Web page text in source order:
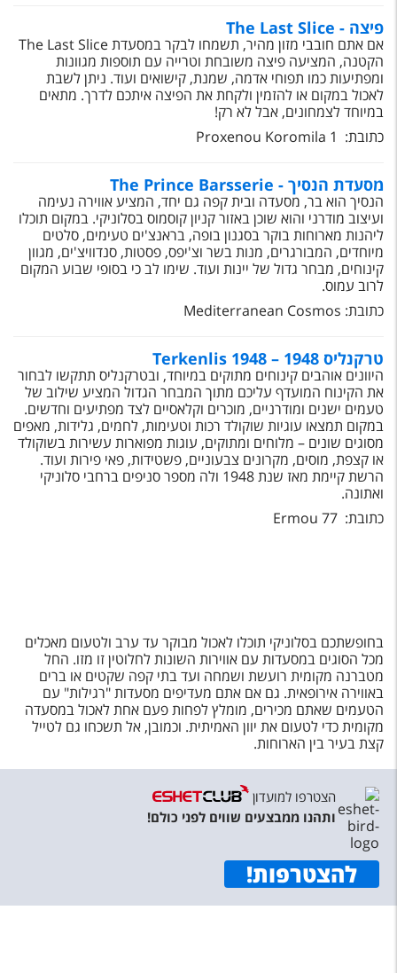
פיצה - The Last Slice
אם אתם חובבי מזון מהיר, תשמחו לבקר במסעדת The Last Slice
הקטנה, המציעה פיצה משובחת וטרייה עם תוספות מגוונות
ומפתיעות כמו תפוחי אדמה, שמנת, קישואים ועוד. ניתן לשבת
לאכול במקום או להזמין ולקחת את הפיצה איתכם לדרך. מתאים
במיוחד לצמחונים, אבל לא רק!
כתובת: 1 Proxenou Koromila
מסעדת הנסיך - The Prince Barsserie
הנסיך הוא בר, מסעדה ובית קפה גם יחד, המציע אווירה נעימה
ועיצוב מודרני והוא שוכן באזור קניון קוסמוס בסלוניקי. במקום תוכלו
ליהנות מארוחות בוקר בסגנון בופה, בראנצ'ים טעימים, סלטים
מיוחדים, המבורגרים, מנות בשר וצ'יפס, פסטות, סנדוויצ'ים, מגוון
קינוחים, מבחר גדול של יינות ועוד. שימו לב כי בסופי שבוע המקום
לרוב עמוס.
כתובת: Mediterranean Cosmos
טרקנליס 1948 – Terkenlis 1948‬
היוונים אוהבים קינוחים מתוקים במיוחד, ובטרקנליס תתקשו לבחור
את הקינוח המועדף עליכם מתוך המבחר הגדול המציע שילוב של
טעמים ישנים ומודרניים, מוכרים וקלאסיים לצד מפתיעים וחדשים.
במקום תמצאו עוגיות שוקולד רכות וטעימות, לחמים, גלידות, מאפים
מסוגים שונים – מלוחים ומתוקים, עוגות מפוארות עשירות בשוקולד
או קצפת, מוסים, מקרונים צבעוניים, פשטידות, פאי פירות ועוד.
הרשת קיימת מאז שנת 1948 ולה מספר סניפים ברחבי סלוניקי
ואתונה.
כתובת: 77 Ermou
בחופשתכם בסלוניקי תוכלו לאכול מבוקר עד ערב ולטעום מאכלים
מכל הסוגים במסעדות עם אווירות השונות לחלוטין זו מזו. החל
מטברנה מקומית רועשת ושמחה ועד בתי קפה שקטים או ברים
באווירה אירופאית. גם אם אתם מעדיפים מסעדות "רגילות" עם
הטעמים שאתם מכירים, מומלץ לפחות פעם אחת לאכול במסעדה
מקומית כדי לטעום את יוון האמיתית. וכמובן, אל תשכחו גם לטייל
קצת בעיר בין הארוחות.
הצטרפו למועדון
ותהנו ממבצעים שווים לפני כולם!
להצטרפות!